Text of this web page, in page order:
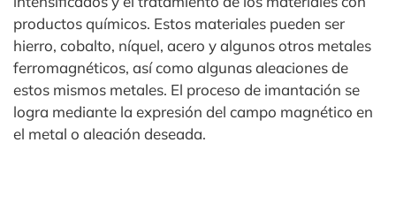
productos químicos. Estos materiales pueden ser
hierro, cobalto, níquel, acero y algunos otros metales
ferromagnéticos, así como algunas aleaciones de
estos mismos metales. El proceso de imantación se
logra mediante la expresión del campo magnético en
el metal o aleación deseada.